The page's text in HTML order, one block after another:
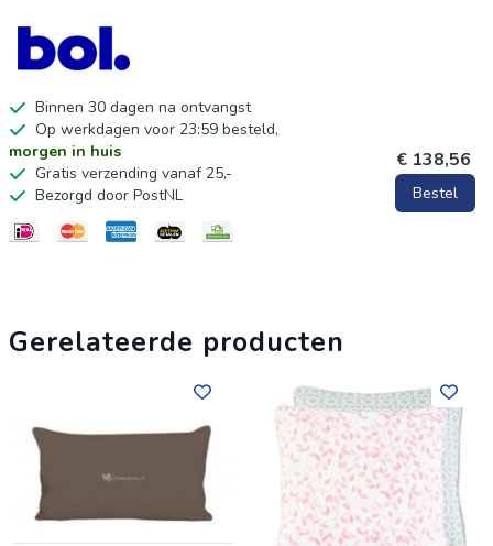
Binnen 30 dagen na ontvangst
Op werkdagen voor 23:59 besteld,
morgen in huis
Gratis verzending vanaf 25,-
Bezorgd door PostNL
€ 138,56
Bestel
Gerelateerde producten